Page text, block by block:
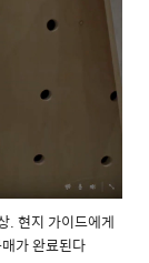
. 현지 가이드에게
가 완료된다